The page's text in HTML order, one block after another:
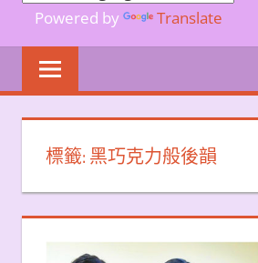
Powered by Translate
標籤:黑巧克力般後韻